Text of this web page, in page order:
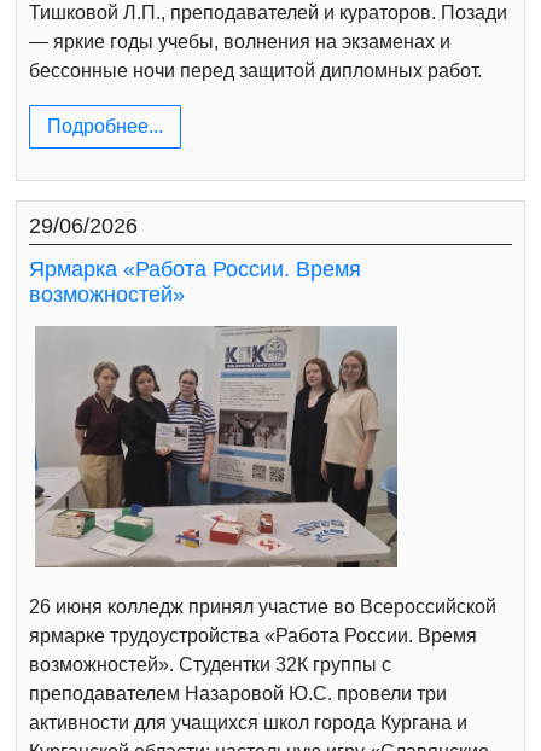
Тишковой Л.П., преподавателей и кураторов. Позади
— яркие годы учебы, волнения на экзаменах и
бессонные ночи перед защитой дипломных работ.
Подробнее...
29/06/2026
Ярмарка «Работа России. Время
возможностей»
26 июня колледж принял участие во Всероссийской
ярмарке трудоустройства «Работа России. Время
возможностей». Студентки 32К группы с
преподавателем Назаровой Ю.С. провели три
активности для учащихся школ города Кургана и